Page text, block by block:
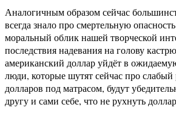
Аналогичным образом сейчас
всегда знало про смертельную
моральный облик нашей творческой
последствия надевания на голову
американский доллар уйдёт в
люди, которые шутят сейчас про слабый
долларов под матрасом, будут
другу и сами себе, что не рухнуть